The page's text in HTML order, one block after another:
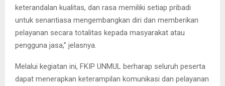
keterandalan kualitas, dan rasa memiliki setiap pribadi
untuk senantiasa mengembangkan diri dan memberikan
pelayanan secara totalitas kepada masyarakat atau
pengguna jasa,” jelasnya.
Melalui kegiatan ini, FKIP UNMUL berharap seluruh peserta
dapat menerapkan keterampilan komunikasi dan pelayanan